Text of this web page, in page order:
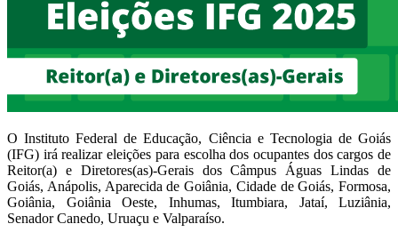
O Instituto Federal de Educação, Ciência e Tecnologia de Goiás
(IFG) irá realizar eleições para escolha dos ocupantes dos cargos de
Reitor(a) e Diretores(as)-Gerais dos Câmpus Águas Lindas de
Goiás, Anápolis, Aparecida de Goiânia, Cidade de Goiás, Formosa,
Goiânia, Goiânia Oeste, Inhumas, Itumbiara, Jataí, Luziânia,
Senador Canedo, Uruaçu e Valparaíso.